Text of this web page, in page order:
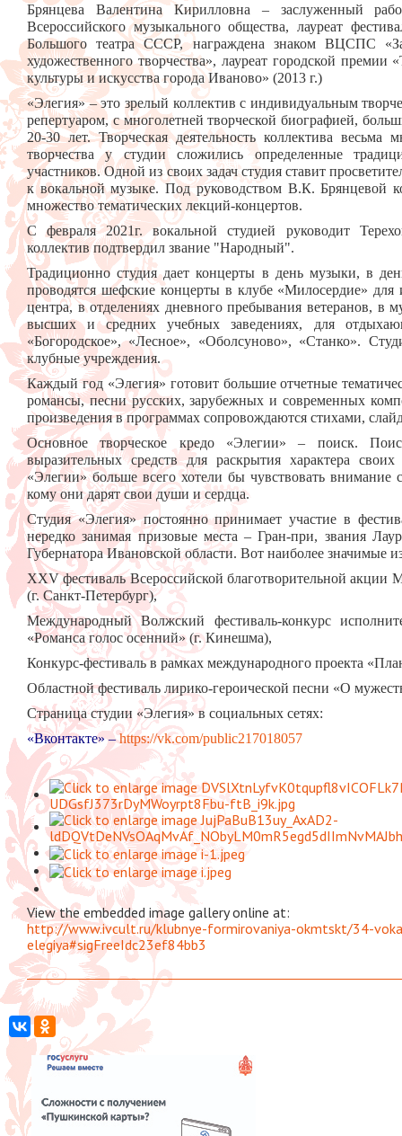
Брянцева Валентина Кирилловна – заслуженный
Всероссийского музыкального общества, лауреат
Большого театра СССР, награждена знаком ВЦСПС «За
художественного творчества», лауреат городской
культуры и искусства города Иваново» (2013 г.)
«Элегия» – это зрелый коллектив с индивидуальным
репертуаром, с многолетней творческой биографией,
20-30 лет. Творческая деятельность коллектива весьма
творчества у студии сложились определенные
участников. Одной из своих задач студия ставит
к вокальной музыке. Под руководством В.К. Брянцевой
множество тематических лекций-концертов.
С февраля 2021г. вокальной студией руководит
коллектив подтвердил звание "Народный".
Традиционно студия дает концерты в день музыки, в
проводятся шефские концерты в клубе «Милосердие» для
центра, в отделениях дневного пребывания ветеранов, в
высших и средних учебных заведениях, для
«Богородское», «Лесное», «Оболсуново», «Станко».
клубные учреждения.
Каждый год «Элегия» готовит большие отчетные
романсы, песни русских, зарубежных и современных
произведения в программах сопровождаются стихами,
Основное творческое кредо «Элегии» – поиск.
выразительных средств для раскрытия характера
«Элегии» больше всего хотели бы чувствовать внимание
кому они дарят свои души и сердца.
Студия «Элегия» постоянно принимает участие в
нередко занимая призовые места – Гран-при, звания
Губернатора Ивановской области. Вот наиболее значимые
XXV фестиваль Всероссийской благотворительной
(г. Санкт-Петербург),
Международный Волжский фестиваль-конкурс
«Романса голос осенний» (г. Кинешма),
Конкурс-фестиваль в рамках международного проекта
Областной фестиваль лирико-героической песни «О
Страница студии «Элегия» в социальных сетях:
«Вконтакте» –https://vk.com/public217018057
View the embedded image gallery online at:
http://www.ivcult.ru/klubnye-formirovaniya-okmtskt/34-
elegiya#sigFreeIdc23ef84bb3